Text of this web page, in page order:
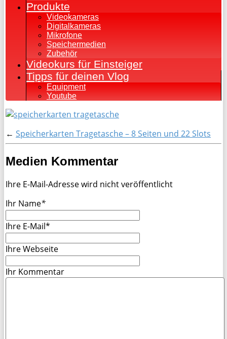
Produkte
Videokameras
Digitalkameras
Mikrofone
Speichermedien
Zubehör
Videokurs für Einsteiger
Tipps für deinen Vlog
Equipment
Youtube
← Speicherkarten Tragetasche – 8 Seiten und 22 Slots
Medien Kommentar
Ihre E-Mail-Adresse wird nicht veröffentlicht
Ihr Name*
Ihre E-Mail*
Ihre Webseite
Ihr Kommentar